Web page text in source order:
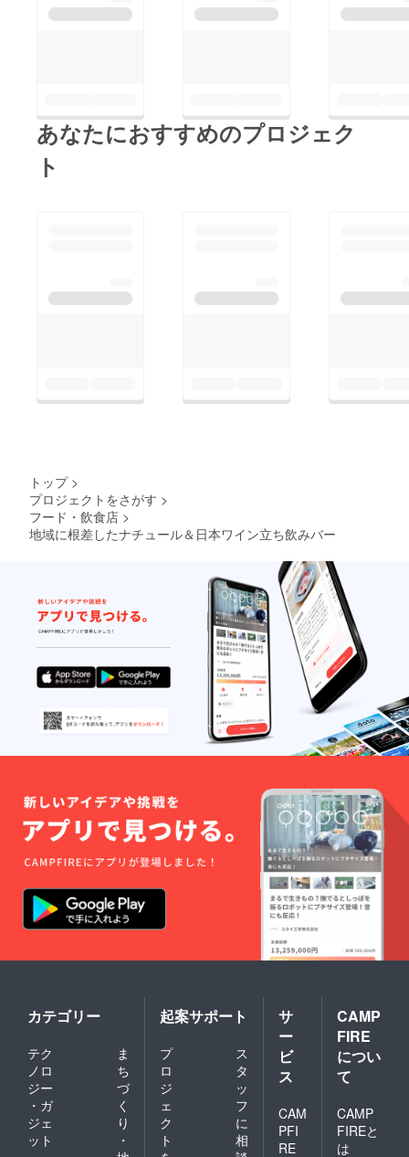
あなたにおすすめのプロジェク
ト
トップ >
プロジェクトをさがす >
フード・飲食店 >
地域に根差したナチュール＆日本ワイン立ち飲みバー
カテゴリー
テク
ノロ
ジー
・ガ
ジェ
ット
ま
ち
づ
く
り
・
起案サポート
プ
ロ
ジ
ェ
ク
ト
ス
タ
ッ
フ
に
相
サ
ー
ビ
ス
CAM
PFI
RE
CAMP
FIRE
につい
て
CAMP
FIREと
は